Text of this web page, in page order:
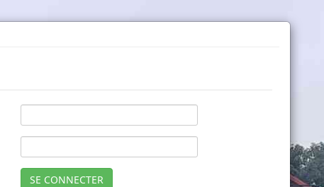
SE CONNECTER